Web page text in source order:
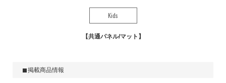
Kids
共通パネル/マット
掲載商品情報